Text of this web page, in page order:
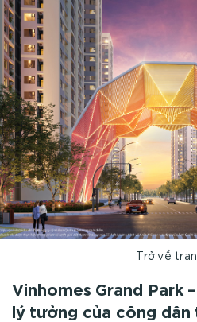
Trở về
Vinhomes Grand Park
lý tưởng của công dân